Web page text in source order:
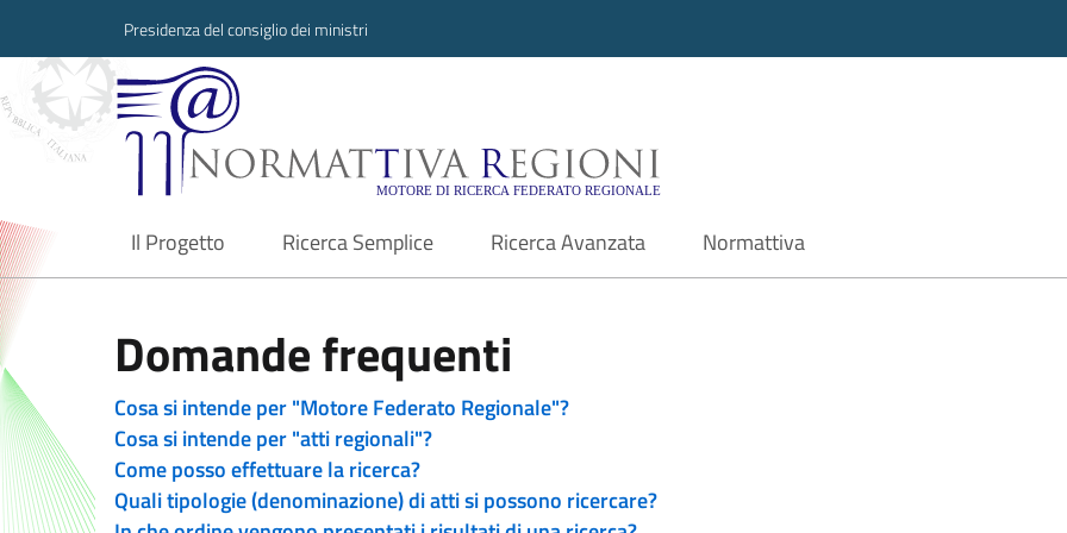
Presidenza del consiglio dei ministri
Normattiva Regioni - Motore di ricerca
Il Progetto
current Ricerca Semplice Ricerca Avanzata Normattiva
Domande frequenti
Cosa si intende per "Motore Federato Regionale"?
Cosa si intende per "atti regionali"?
Come posso effettuare la ricerca?
Quali tipologie (denominazione) di atti si possono ricercare?